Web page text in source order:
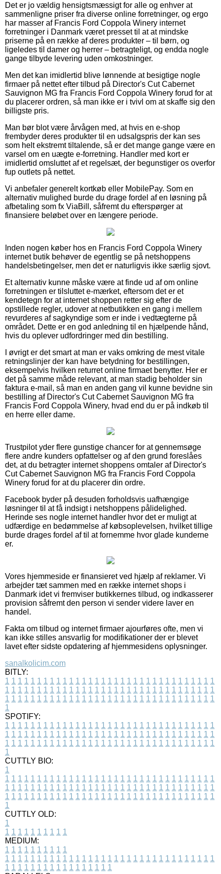
Det er jo vældig hensigtsmæssigt for alle og enhver at
sammenligne priser fra diverse online forretninger, og ergo
har masser af Francis Ford Coppola Winery internet
forretninger i Danmark været presset til at at mindske
priserne på en række af deres produkter – til børn, og
ligeledes til damer og herrer – betragteligt, og endda nogle
gange tilbyde levering uden omkostninger.
Men det kan imidlertid blive lønnende at besigtige nogle
firmaer på nettet efter tilbud på Director's Cut Cabernet
Sauvignon MG fra Francis Ford Coppola Winery forud for at
du placerer ordren, så man ikke er i tvivl om at skaffe sig den
billigste pris.
Man bør blot være årvågen med, at hvis en e-shop
frembyder deres produkter til en udsalgspris der kan ses
som helt ekstremt tiltalende, så er det mange gange være en
varsel om en uægte e-forretning. Handler med kort er
imidlertid omsluttet af et regelsæt, der begunstiger os overfor
fup outlets på nettet.
Vi anbefaler generelt kortkøb eller MobilePay. Som en
alternativ mulighed burde du drage fordel af en løsning på
afbetaling som fx ViaBill, såfremt du efterspørger at
finansiere beløbet over en længere periode.
Inden nogen køber hos en Francis Ford Coppola Winery
internet butik behøver de egentlig se på netshoppens
handelsbetingelser, men det er naturligvis ikke særlig sjovt.
Et alternativ kunne måske være at finde ud af om online
forretningen er tilsluttet e-mærket, eftersom det er et
kendetegn for at internet shoppen retter sig efter de
opstillede regler, udover at netbutikken en gang i mellem
revurderes af sagkyndige som er inde i vedtægterne på
området. Dette er en god anledning til en hjælpende hånd,
hvis du oplever udfordringer med din bestilling.
I øvrigt er det smart at man er vaks omkring de mest vitale
retningslinjer der kan have betydning for bestillingen,
eksempelvis hvilken returret online firmaet benytter. Her er
det på samme måde relevant, at man stadig beholder sin
faktura e-mail, så man en anden gang vil kunne bevidne sin
bestilling af Director's Cut Cabernet Sauvignon MG fra
Francis Ford Coppola Winery, hvad end du er på indkøb til
en herre eller dame.
Trustpilot yder flere gunstige chancer for at gennemsøge
flere andre kunders opfattelser og af den grund foreslåes
det, at du betragter internet shoppens omtaler af Director's
Cut Cabernet Sauvignon MG fra Francis Ford Coppola
Winery forud for at du placerer din ordre.
Facebook byder på desuden forholdsvis uafhængige
løsninger til at få indsigt i netshoppens pålidelighed.
Herinde ses nogle internet handler hvor det er muligt at
udfærdige en bedømmelse af købsoplevelsen, hvilket tillige
burde drages fordel af til at fornemme hvor glade kunderne
er.
Vores hjemmeside er finansieret ved hjælp af reklamer. Vi
arbejder tæt sammen med en række internet shops i
Danmark idet vi fremviser butikkernes tilbud, og indkasserer
provision såfremt den person vi sender videre laver en
handel.
Fakta om tilbud og internet firmaer ajourføres ofte, men vi
kan ikke stilles ansvarlig for modifikationer der er blevet
lavet efter sidste opdatering af hjemmesidens oplysninger.
sanalkolicim.com
BITLY:
1 1 1 1 1 1 1 1 1 1 1 1 1 1 1 1 1 1 1 1 1 1 1 1 1 1 1 1 1 1 1 1 1
1 1 1 1 1 1 1 1 1 1 1 1 1 1 1 1 1 1 1 1 1 1 1 1 1 1 1 1 1 1 1 1 1
1 1 1 1 1 1 1 1 1 1 1 1 1 1 1 1 1 1 1 1 1 1 1 1 1 1 1 1 1 1 1 1 1
1
SPOTIFY:
1 1 1 1 1 1 1 1 1 1 1 1 1 1 1 1 1 1 1 1 1 1 1 1 1 1 1 1 1 1 1 1 1
1 1 1 1 1 1 1 1 1 1 1 1 1 1 1 1 1 1 1 1 1 1 1 1 1 1 1 1 1 1 1 1 1
1 1 1 1 1 1 1 1 1 1 1 1 1 1 1 1 1 1 1 1 1 1 1 1 1 1 1 1 1 1 1 1 1
1
CUTTLY BIO:
1
1 1 1 1 1 1 1 1 1 1 1 1 1 1 1 1 1 1 1 1 1 1 1 1 1 1 1 1 1 1 1 1 1
1 1 1 1 1 1 1 1 1 1 1 1 1 1 1 1 1 1 1 1 1 1 1 1 1 1 1 1 1 1 1 1 1
1 1 1 1 1 1 1 1 1 1 1 1 1 1 1 1 1 1 1 1 1 1 1 1 1 1 1 1 1 1 1 1 1
1
CUTTLY OLD:
1
1 1 1 1 1 1 1 1 1 1
MEDIUM:
1 1 1 1 1 1 1 1 1 1
1 1 1 1 1 1 1 1 1 1 1 1 1 1 1 1 1 1 1 1 1 1 1 1 1 1 1 1 1 1 1 1 1
1 1 1 1 1 1 1 1 1 1 1 1 1 1 1 1 1